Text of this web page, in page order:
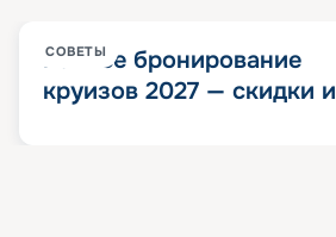
СОВЕТЫ
Раннее бронирование
круизов 2027 — скидки и